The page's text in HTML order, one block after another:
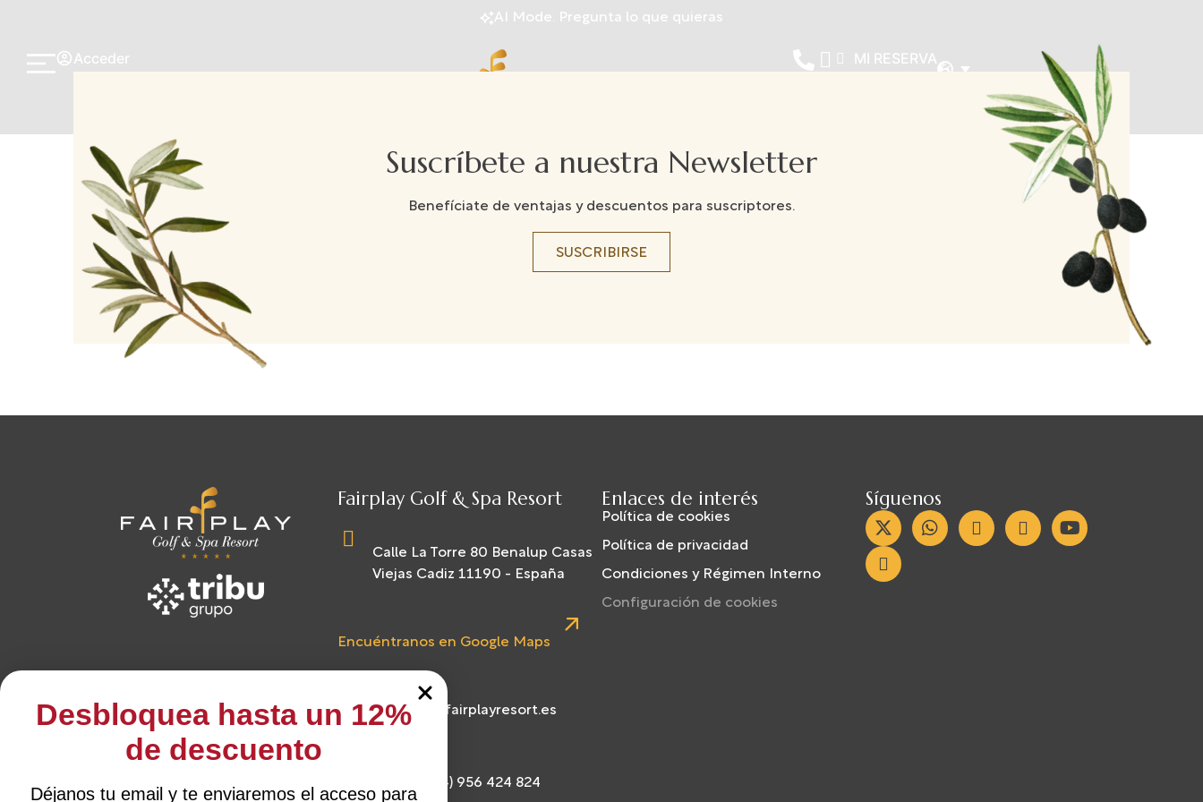
AI Mode. Pregunta lo que quieras
Acceder MI RESERVA
Suscríbete a nuestra Newsletter
Benefíciate de ventajas y descuentos para suscriptores.
SUSCRIBIRSE
Fairplay Golf & Spa Resort
Calle La Torre 80 Benalup Casas
Viejas Cadiz 11190 - España
Encuéntranos en Google Maps
reservas@fairplayresort.es
Hotel: (+34) 956 424 824
Enlaces de interés
Política de cookies
Política de privacidad
Condiciones y Régimen Interno
Configuración de cookies
Síguenos
Desbloquea hasta un 12%
de descuento
Déjanos tu email y te enviaremos el acceso para